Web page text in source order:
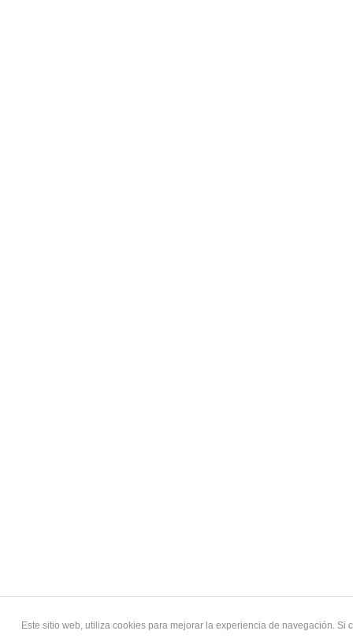
Este sitio web, utiliza cookies para mejorar la experiencia de navegación.